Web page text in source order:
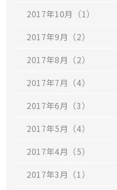
2017年10月（1）
2017年9月（2）
2017年8月（2）
2017年7月（4）
2017年6月（3）
2017年5月（4）
2017年4月（5）
2017年3月（1）